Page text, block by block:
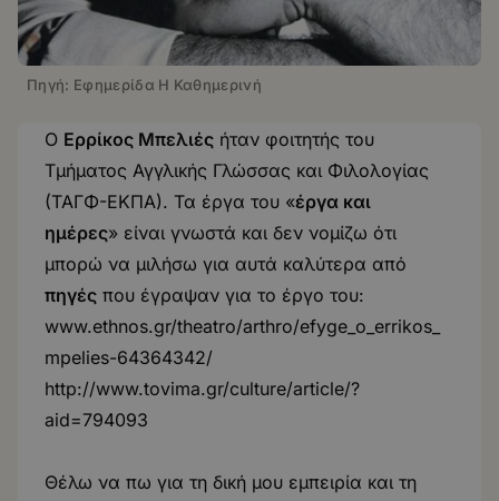
Πηγή: Εφημερίδα Η Καθημερινή
Ο Ερρίκος Μπελιές ήταν φοιτητής του
Τμήματος Αγγλικής Γλώσσας και Φιλολογίας
(ΤΑΓΦ-ΕΚΠΑ). Τα έργα του «έργα και
ημέρες» είναι γνωστά και δεν νομίζω ότι
μπορώ να μιλήσω για αυτά καλύτερα από
πηγές που έγραψαν για το έργο του:
www.ethnos.gr/theatro/arthro/efyge_o_errikos_
mpelies-64364342/
http://www.tovima.gr/culture/article/?
aid=794093
Θέλω να πω για τη δική μου εμπειρία και τη